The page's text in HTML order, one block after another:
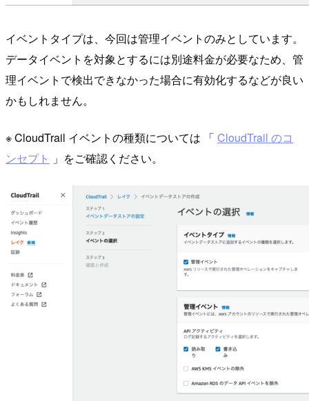
イベントタイプは、今回は管理イベントのみとしています。
データイベントを対象とするには別途料金が必要なため、管
理イベントで検出できなかった場合に有効化するなどが良い
かもしれません。
※ CloudTrail イベントの種類については 「 CloudTrail のコ
ンセプト 」をご確認ください。